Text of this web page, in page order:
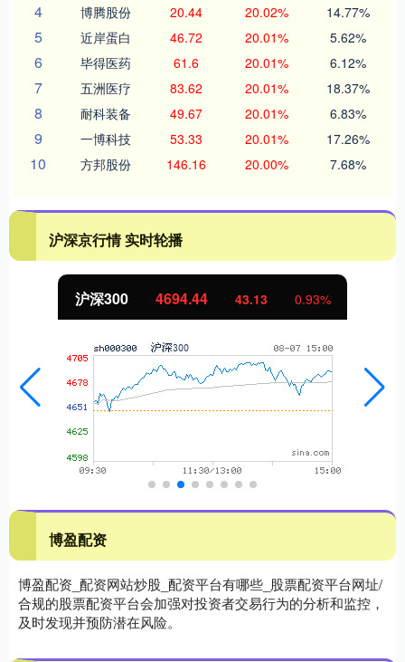
4 博腾股份 20.44 20.02% 14.77%
5 近岸蛋白 46.72 20.01% 5.62%
6 毕得医药 61.6 20.01% 6.12%
7 五洲医疗 83.62 20.01% 18.37%
8 耐科装备 49.67 20.01% 6.83%
9 一博科技 53.33 20.01% 17.26%
10 方邦股份 146.16 20.00% 7.68%
沪深京行情 实时轮播
沪深300 4694.44 43.13 0.93%
博盈配资
博盈配资_配资网站炒股_配资平台有哪些_股票配资平台网址/
合规的股票配资平台会加强对投资者交易行为的分析和监控，
及时发现并预防潜在风险。